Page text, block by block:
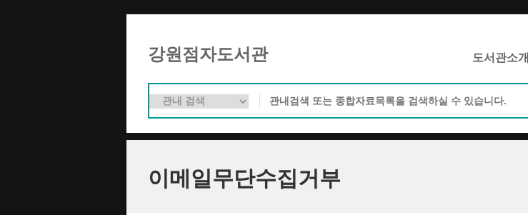
강원점자도서관 도서관소개
이메일무단수집거부